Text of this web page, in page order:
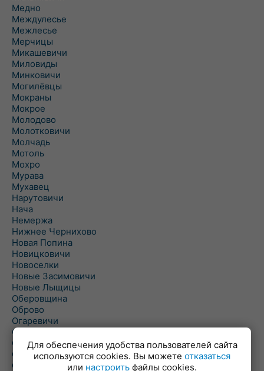
Медно
Междулесье
Межлесье
Мерчицы
Микашевичи
Миловиды
Минковичи
Могилёвцы
Мокраны
Мокрое
Молодово
Молотковичи
Молчадь
Мотоль
Мохро
Мурава
Мухавец
Нарутовичи
Нача
Немержа
Нижнее Чернихово
Новая Попина
Новицковичи
Новоселки
Новые Засимовичи
Новые Лыщицы
Оберовщина
Оброво
Огаревичи
Одрижин
Оздамичи
Озяты
Олтуш
Для обеспечения удобства пользователей сайта
используются cookies. Вы можете отказаться
или настроить файлы cookies.